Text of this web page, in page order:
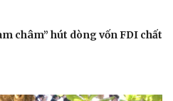
châm” hút dòng vốn FDI chất